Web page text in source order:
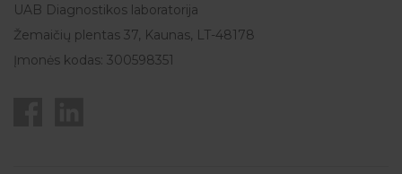
UAB Diagnostikos laboratorija
Žemaičių plentas 37, Kaunas, LT-48178
Įmonės kodas: 300598351